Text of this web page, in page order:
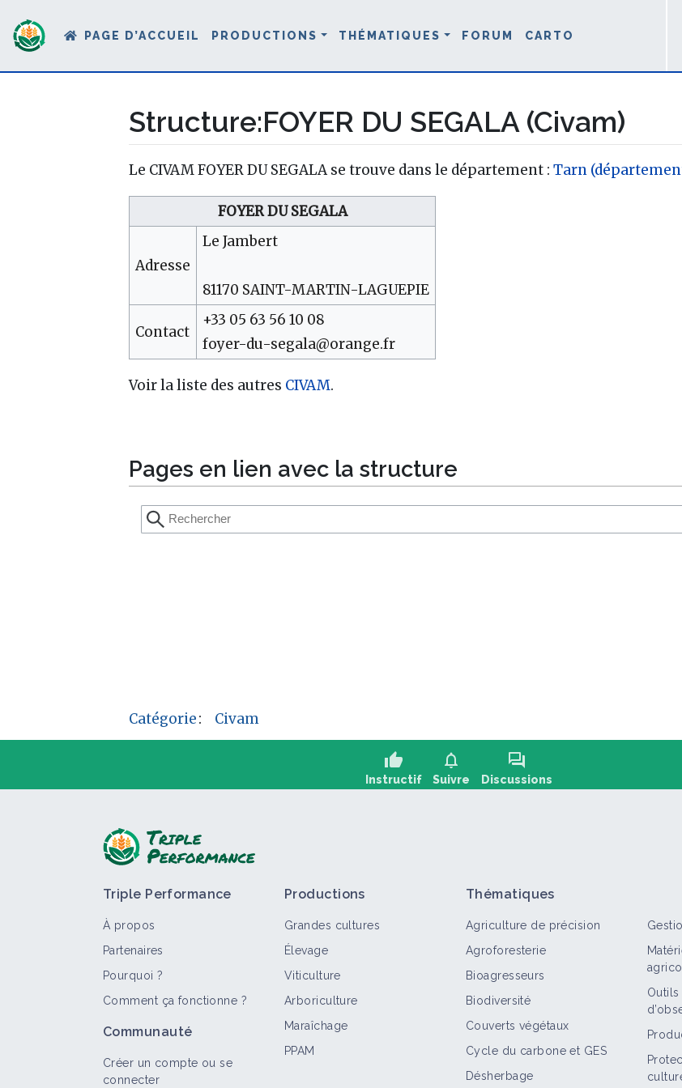
PAGE D’ACCUEIL PRODUCTIONS THÉMATIQUES FORUM CARTO
Structure:FOYER DU SEGALA (Civam)
Aller à :navigation,rechercher
Le CIVAM FOYER DU SEGALA se trouve dans le département : Tarn
FOYER DU SEGALA
Adresse
Le Jambert
81170 SAINT-MARTIN-LAGUEPIE
Contact
+33 05 63 56 10 08
foyer-du-segala@orange.fr
Voir la liste des autres CIVAM.
Pages en lien avec la structure
Catégorie: Civam
thumb_up
Instructif
notifications
Suivre
forum
Discussions
Retour d'expérience Structure
Des couverts végétaux pour gérer
l'enherbement sur le rang
Triple Performance
À propos
Partenaires
Pourquoi ?
Comment ça fonctionne ?
Communauté
Créer un compte ou se
connecter
Productions
Grandes cultures
Élevage
Viticulture
Arboriculture
Maraîchage
PPAM
Thématiques
Agriculture de précision
Agroforesterie
Bioagresseurs
Biodiversité
Couverts végétaux
Cycle du carbone et GES
Désherbage